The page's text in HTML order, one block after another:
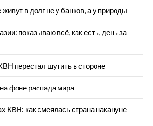
в долг не у банков, а у природы
показываю всё, как есть, день за
перестал шутить в стороне
фоне распада мира
КВН: как смеялась страна накануне